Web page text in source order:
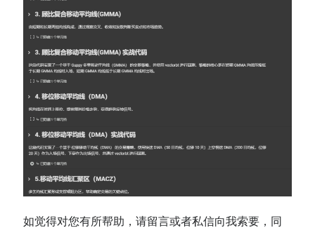
如觉得对您有所帮助，请留言或者私信向我索要，同